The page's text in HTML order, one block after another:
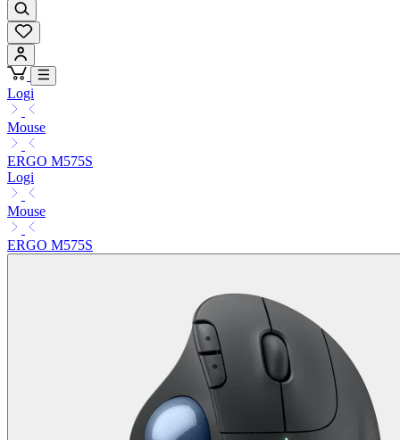
Logi
Mouse
ERGO M575S
Logi
Mouse
ERGO M575S